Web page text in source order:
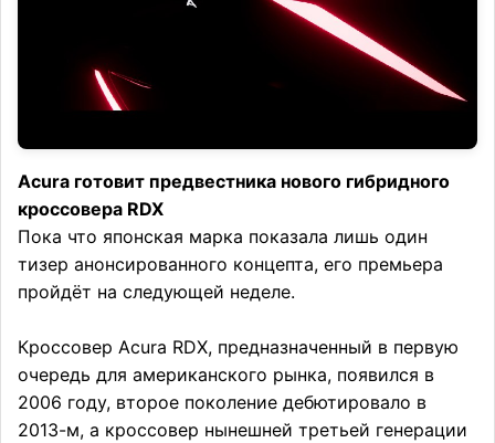
Acura готовит предвестника нового гибридного
кроссовера RDX
Пока что японская марка показала лишь один
тизер анонсированного концепта, его премьера
пройдёт на следующей неделе.
Кроссовер Acura RDX, предназначенный в первую
очередь для американского рынка, появился в
2006 году, второе поколение дебютировало в
2013-м, а кроссовер нынешней третьей генерации